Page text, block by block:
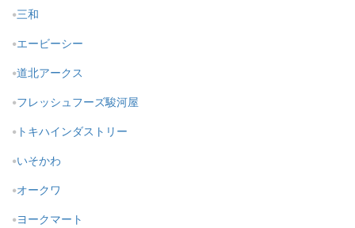
三和
エービーシー
道北アークス
フレッシュフーズ駿河屋
トキハインダストリー
いそかわ
オークワ
ヨークマート